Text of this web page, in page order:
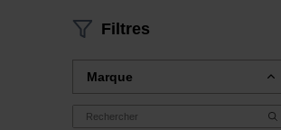
Filtres
Marque